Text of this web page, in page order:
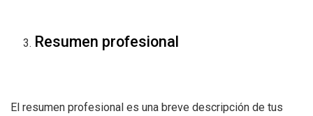
Resumen profesional
El resumen profesional es una breve descripción de tus